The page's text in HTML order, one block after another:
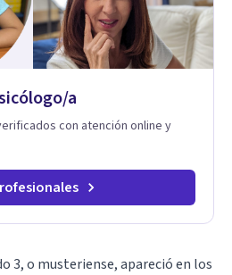
a
con atención online y
3, o musteriense, apareció en los